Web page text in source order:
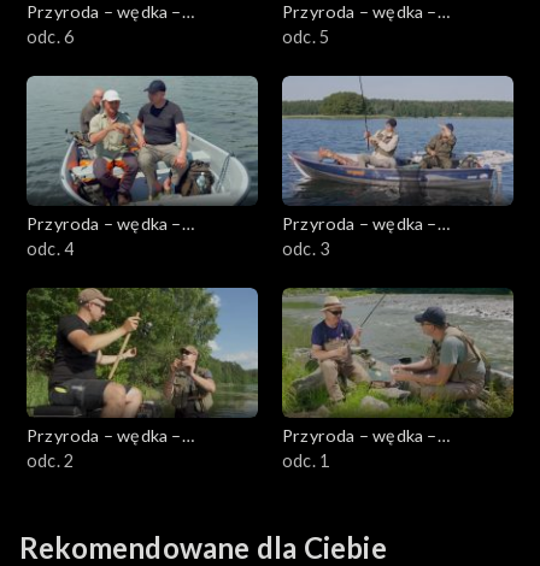
Przyroda – wędka –
przygoda
odc. 6
Przyroda – wędka –
przygoda
odc. 5
Przyroda – wędka –
przygoda
odc. 4
Przyroda – wędka –
przygoda
odc. 3
Przyroda – wędka –
przygoda
odc. 2
Przyroda – wędka –
przygoda
odc. 1
Rekomendowane dla Ciebie